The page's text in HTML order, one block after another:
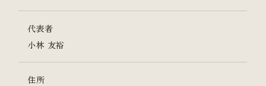
代表者
小林 友裕
住所